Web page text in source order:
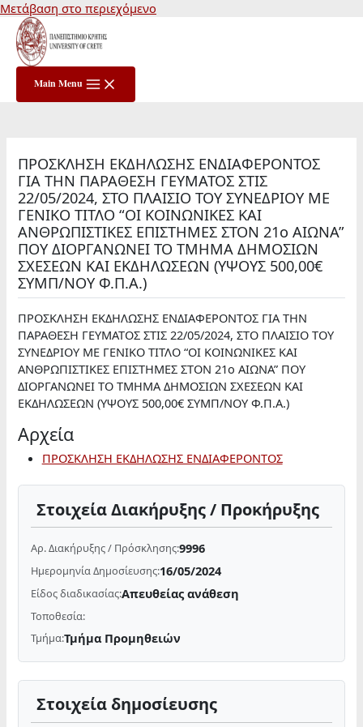
Μετάβαση στο περιεχόμενο
Main Menu
ΠΡΟΣΚΛΗΣΗ ΕΚΔΗΛΩΣΗΣ ΕΝΔΙΑΦΕΡΟΝΤΟΣ
ΓΙΑ ΤΗΝ ΠΑΡΑΘΕΣΗ ΓΕΥΜΑΤΟΣ ΣΤΙΣ
22/05/2024, ΣΤΟ ΠΛΑΙΣΙΟ ΤΟΥ ΣΥΝΕΔΡΙΟΥ ΜΕ
ΓΕΝΙΚΟ ΤΙΤΛΟ “ΟΙ ΚΟΙΝΩΝΙΚΕΣ ΚΑΙ
ΑΝΘΡΩΠΙΣΤΙΚΕΣ ΕΠΙΣΤΗΜΕΣ ΣΤΟΝ 21ο ΑΙΩΝΑ”
ΠΟΥ ΔΙΟΡΓΑΝΩΝΕΙ ΤΟ ΤΜΗΜΑ ΔΗΜΟΣΙΩΝ
ΣΧΕΣΕΩΝ ΚΑΙ ΕΚΔΗΛΩΣΕΩΝ (ΥΨΟΥΣ 500,00€
ΣΥΜΠ/ΝΟΥ Φ.Π.Α.)
ΠΡΟΣΚΛΗΣΗ ΕΚΔΗΛΩΣΗΣ ΕΝΔΙΑΦΕΡΟΝΤΟΣ ΓΙΑ ΤΗΝ
ΠΑΡΑΘΕΣΗ ΓΕΥΜΑΤΟΣ ΣΤΙΣ 22/05/2024, ΣΤΟ ΠΛΑΙΣΙΟ ΤΟΥ
ΣΥΝΕΔΡΙΟΥ ΜΕ ΓΕΝΙΚΟ ΤΙΤΛΟ “ΟΙ ΚΟΙΝΩΝΙΚΕΣ ΚΑΙ
ΑΝΘΡΩΠΙΣΤΙΚΕΣ ΕΠΙΣΤΗΜΕΣ ΣΤΟΝ 21ο ΑΙΩΝΑ” ΠΟΥ
ΔΙΟΡΓΑΝΩΝΕΙ ΤΟ ΤΜΗΜΑ ΔΗΜΟΣΙΩΝ ΣΧΕΣΕΩΝ ΚΑΙ
ΕΚΔΗΛΩΣΕΩΝ (ΥΨΟΥΣ 500,00€ ΣΥΜΠ/ΝΟΥ Φ.Π.Α.)
Αρχεία
ΠΡΟΣΚΛΗΣΗ ΕΚΔΗΛΩΣΗΣ ΕΝΔΙΑΦΕΡΟΝΤΟΣ
Στοιχεία Διακήρυξης / Προκήρυξης
Αρ. Διακήρυξης / Πρόσκλησης:9996
Ημερομηνία Δημοσίευσης:16/05/2024
Είδος διαδικασίας:Απευθείας ανάθεση
Τοποθεσία:
Τμήμα:Τμήμα Προμηθειών
Στοιχεία δημοσίευσης